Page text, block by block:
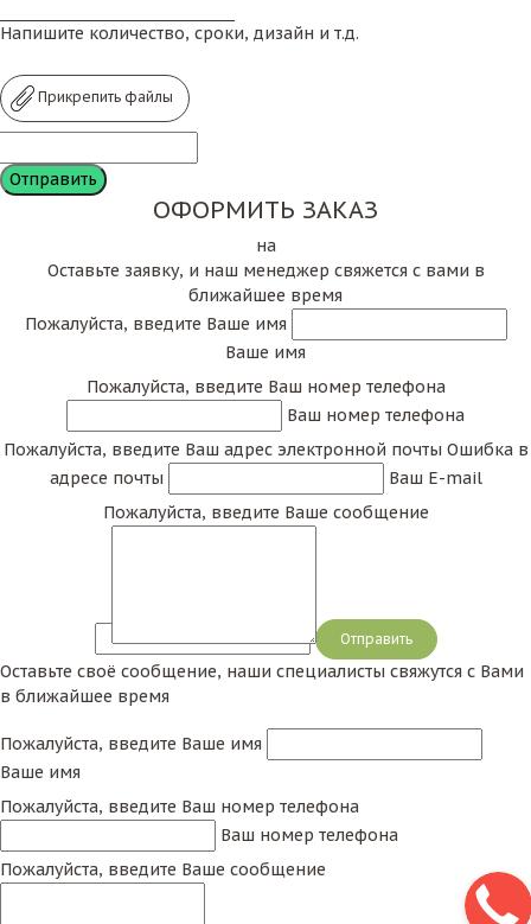
Напишите количество, сроки, дизайн и т.д.
Прикрепить файлы
ОФОРМИТЬ ЗАКАЗ
на
Оставьте заявку, и наш менеджер свяжется с вами в
ближайшее время
Пожалуйста, введите Ваше имя
Ваше имя
Пожалуйста, введите Ваш номер телефона
Ваш номер телефона
Пожалуйста, введите Ваш адрес электронной почты Ошибка в
адресе почты
Ваш E-mail
Пожалуйста, введите Ваше сообщение
Сообщение
Оставьте своё сообщение, наши специалисты свяжутся с Вами
в ближайшее время
Пожалуйста, введите Ваше имя
Ваше имя
Пожалуйста, введите Ваш номер телефона
Ваш номер телефона
Пожалуйста, введите Ваше сообщение